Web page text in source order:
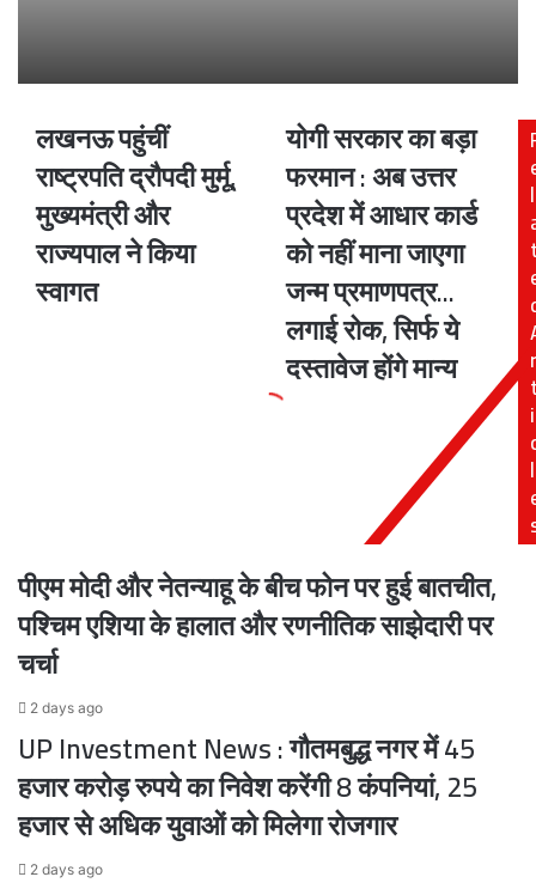
लखनऊ
पहुंचीं
राष्ट्रपति
द्रौपदी
मुर्मू,
मुख्यमंत्री
और
राज्यपाल
लखनऊ पहुंचीं
राष्ट्रपति द्रौपदी मुर्मू,
मुख्यमंत्री और
राज्यपाल ने किया
स्वागत
योगी
का
बड़ा
फरमान
:
अब
उत्तर
प्रदेश
में
आधार
लगाई
सिर्फ
मान्य
योगी सरकार का बड़ा
फरमान : अब उत्तर
प्रदेश में आधार कार्ड
को नहीं माना जाएगा
जन्म प्रमाणपत्र...
लगाई रोक, सिर्फ ये
दस्तावेज होंगे मान्य
l
r
i
l
पीएम मोदी और नेतन्याहू के बीच फोन पर हुई बातचीत,
पश्चिम एशिया के हालात और रणनीतिक साझेदारी पर
चर्चा
2 days ago
UP Investment News : गौतमबुद्ध नगर में 45
हजार करोड़ रुपये का निवेश करेंगी 8 कंपनियां, 25
हजार से अधिक युवाओं को मिलेगा रोजगार
2 days ago